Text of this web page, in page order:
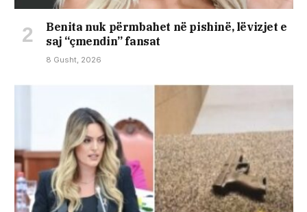
Benita nuk përmbahet në pishinë, lëvizjet e
saj “çmendin” fansat
8 Gusht, 2026